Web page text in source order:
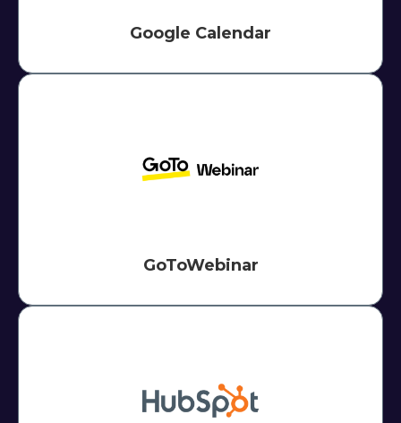
Google Calendar
GoToWebinar